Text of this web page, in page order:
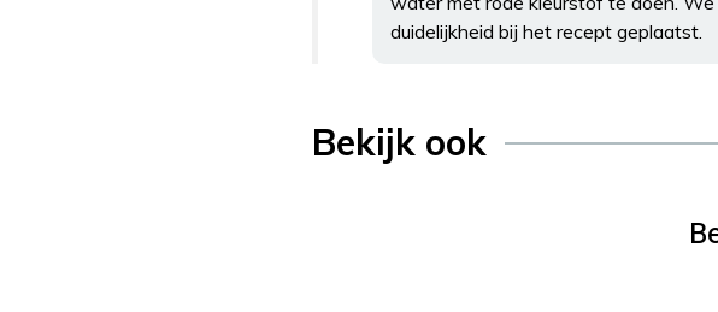
duidelijkheid bij het recept geplaatst.
Bekijk ook